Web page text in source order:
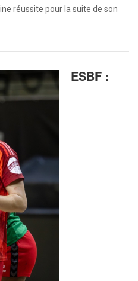
réussite pour la suite de son
ESBF :